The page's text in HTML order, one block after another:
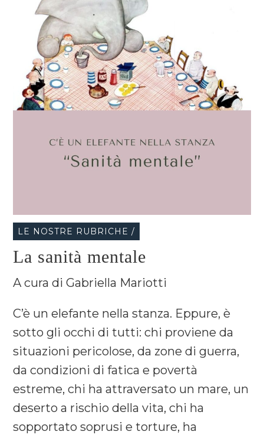
LE NOSTRE RUBRICHE /
La sanità mentale
A cura di Gabriella Mariotti
C’è un elefante nella stanza. Eppure, è
sotto gli occhi di tutti: chi proviene da
situazioni pericolose, da zone di guerra,
da condizioni di fatica e povertà
estreme, chi ha attraversato un mare, un
deserto a rischio della vita, chi ha
sopportato soprusi e torture, ha